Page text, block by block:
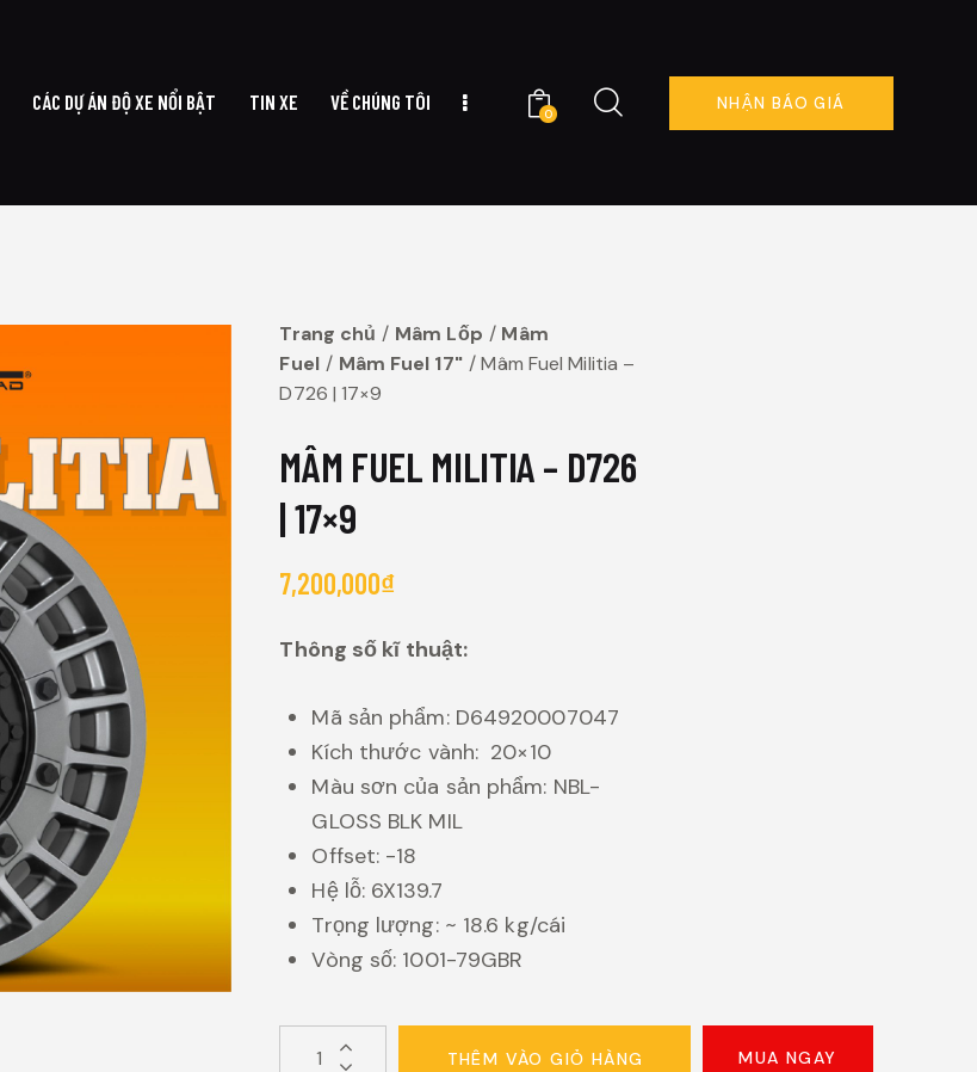
CÁC DỰ ÁN ĐỘ XE NỔI BẬT TIN XE VỀ CHÚNG TÔI
0
NHẬN BÁO GIÁ
Trang chủ Mâm Lốp
Mâm
Fuel
Mâm Fuel 17"
Mâm Fuel Militia –
D726 | 17×9
MÂM FUEL MILITIA – D726
| 17×9
7,200,000₫
Thông số kĩ thuật:
Mã sản phẩm: D64920007047
Kích thước vành: 20×10
Màu sơn của sản phẩm: NBL-
GLOSS BLK MIL
Offset: -18
Hệ lỗ: 6X139.7
Trọng lượng: ~ 18.6 kg/cái
Vòng số: 1001-79GBR
THÊM VÀO GIỎ HÀNG MUA NGAY